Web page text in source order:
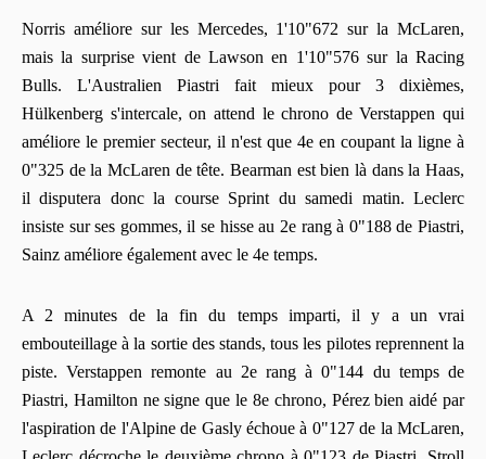
Norris améliore sur les Mercedes, 1'10"672 sur la McLaren,
mais la surprise vient de Lawson en 1'10"576 sur la Racing
Bulls. L'Australien Piastri fait mieux pour 3 dixièmes,
Hülkenberg s'intercale, on attend le chrono de Verstappen qui
améliore le premier secteur, il n'est que 4e en coupant la ligne à
0"325 de la McLaren de tête. Bearman est bien là dans la Haas,
il disputera donc la course Sprint du samedi matin. Leclerc
insiste sur ses gommes, il se hisse au 2e rang à 0"188 de Piastri,
Sainz améliore également avec le 4e temps.
A 2 minutes de la fin du temps imparti, il y a un vrai
embouteillage à la sortie des stands, tous les pilotes reprennent la
piste. Verstappen remonte au 2e rang à 0"144 du temps de
Piastri, Hamilton ne signe que le 8e chrono, Pérez bien aidé par
l'aspiration de l'Alpine de Gasly échoue à 0"127 de la McLaren,